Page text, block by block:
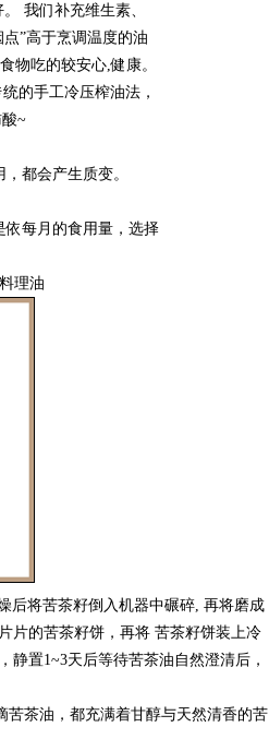
我们补充维生素、
”高于烹调温度的油
吃的较安心,健康。
的手工冷压榨油法，
~
都会产生质变。
每月的食用量，选择
理油
将苦茶籽倒入机器中碾碎, 再将磨成
片的苦茶籽饼，再将 苦茶籽饼装上冷
置1~3天后等待苦茶油自然澄清后，
茶油，都充满着甘醇与天然清香的苦